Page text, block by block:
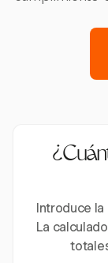
Introduce la
La